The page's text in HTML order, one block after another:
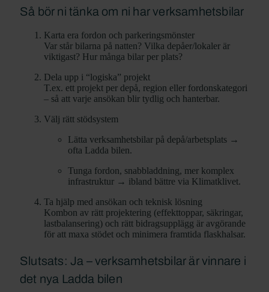
Så bör ni tänka om ni har verksamhetsbilar
Karta era fordon och parkeringsmönster
Var står bilarna på natten? Vilka depåer/lokaler är
viktigast? Hur många bilar per plats?
Dela upp i “logiska” projekt
T.ex. ett projekt per depå, region eller fordonskategori
– så att varje ansökan blir tydlig och hanterbar.
Välj rätt stödsystem
Lätta verksamhetsbilar på depå/arbetsplats →
ofta Ladda bilen.
Tunga fordon, snabbladdning, mer komplex
infrastruktur → ibland bättre via Klimatklivet.
Ta hjälp med ansökan och teknisk lösning
Kombon av rätt projektering (effekttoppar, säkringar,
lastbalansering) och rätt bidragsupplägg är avgörande
för att maxa stödet och minimera framtida flaskhalsar.
Slutsats: Ja – verksamhetsbilar är vinnare i
det nya Ladda bilen